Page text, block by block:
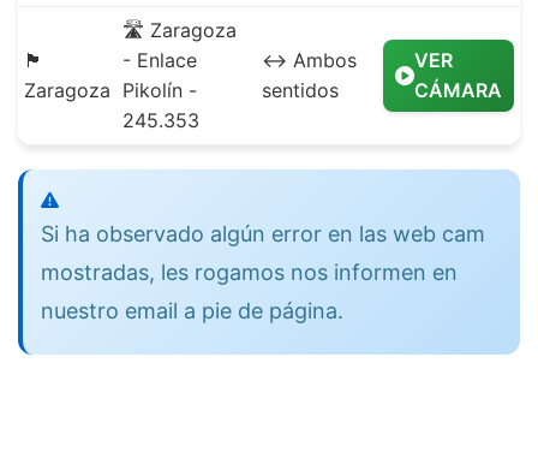
🏴
Zaragoza
🛣️ Zaragoza
- Enlace
Pikolín -
245.353
↔️ Ambos
sentidos
VER
CÁMARA
Si ha observado algún error en las web cam
mostradas, les rogamos nos informen en
nuestro email a pie de página.